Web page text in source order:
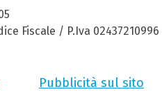
Fiscale / P.Iva 02437210996
Pubblicità sul sito